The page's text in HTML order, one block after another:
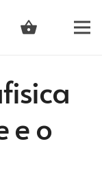
shopping_basket
e o